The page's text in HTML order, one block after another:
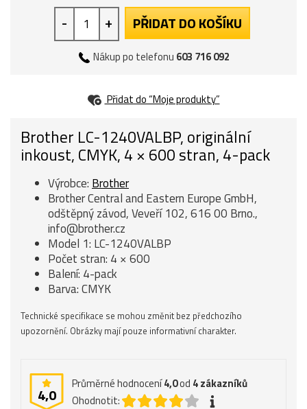
- + PŘIDAT DO KOŠÍKU
Nákup po telefonu 603 716 092
Přidat do “Moje produkty”
Brother LC-1240VALBP, originální
inkoust, CMYK, 4 × 600 stran, 4-pack
Výrobce: Brother
Brother Central and Eastern Europe GmbH,
odštěpný závod, Veveří 102, 616 00 Brno.,
info@brother.cz
Model 1: LC-1240VALBP
Počet stran: 4 × 600
Balení: 4-pack
Barva: CMYK
Technické specifikace se mohou změnit bez předchozího
upozornění. Obrázky mají pouze informativní charakter.
4,0
Průměrné hodnocení4,0od 4zákazníků
Ohodnotit: